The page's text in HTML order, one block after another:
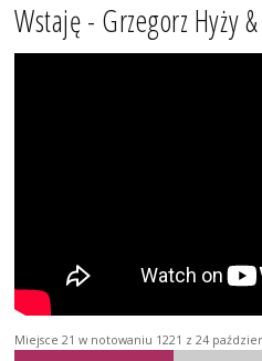
Wstaję - Grzegorz Hyży
Miejsce 21 w notowaniu 1221 z 24